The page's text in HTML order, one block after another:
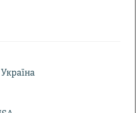
Україна